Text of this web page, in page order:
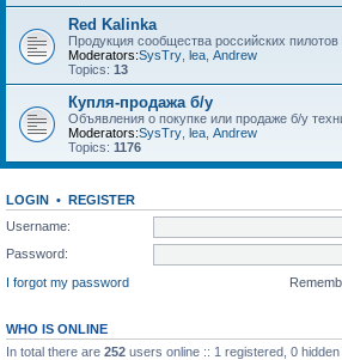
Red Kalinka
Продукция сообщества российских
Moderators:SysTry lea Andrew
Topics: 13
Купля-продажа б/у
Объявления о покупке или продаже б/у
Moderators:SysTry lea Andrew
Topics: 1176
LOGIN • REGISTER
Username:
Password:
I forgot my password
WHO IS ONLINE
In total there are 252 users online :: 1 registered, 0